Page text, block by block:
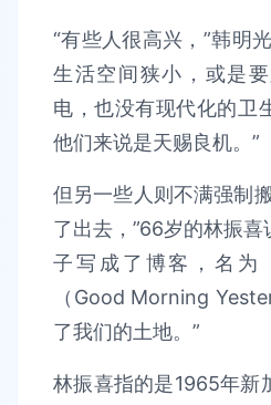
“有些人很高兴，”韩明
生活空间狭小，或是
电，也没有现代化的卫
他们来说是天赐良机。”
但另一些人则不满强制
了出去，”66岁的林振喜
子写成了博客，名为
（Good Morning
了我们的土地。”
林振喜指的是1965年新